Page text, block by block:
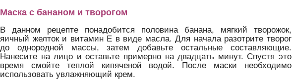
Маска с бананом и творогом
В данном рецепте понадобится половина банана, мягкий творожок,
яичный желток и витамин Е в виде масла. Для начала разотрите творог
до однородной массы, затем добавьте остальные составляющие.
Нанесите на лицо и оставьте примерно на двадцать минут. Спустя это
время смойте теплой кипяченой водой. После маски необходимо
использовать увлажняющий крем.